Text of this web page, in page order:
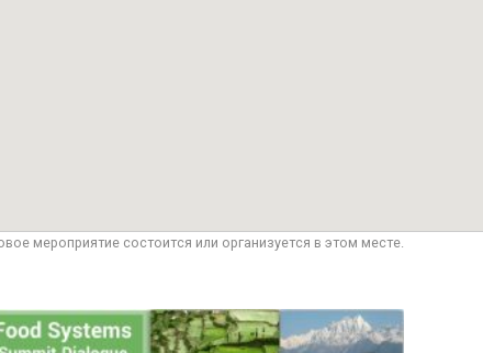
мероприятие состоится или организуется в этом месте.